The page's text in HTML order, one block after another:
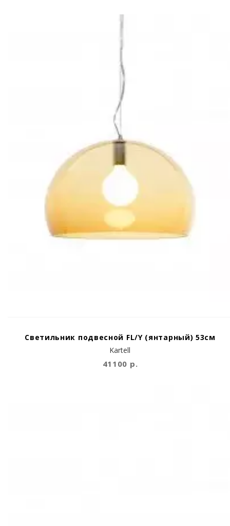
Kartell
Светильник подвесной FL/Y (янтарный) 53см
41100 р.